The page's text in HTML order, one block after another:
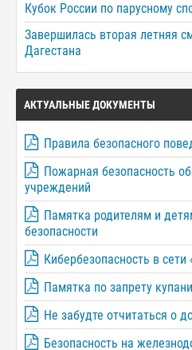
Кубок России по парусному
Завершилась вторая летняя
Дагестана
АКТУАЛЬНЫЕ ДОКУМЕНТЫ
Правила безопасного
Пожарная безопасность
учреждений
Памятка родителям и
безопасности
Кибербезопасность в сети
Памятка по запрету
Не забудте отчитаться о
Безопасность на